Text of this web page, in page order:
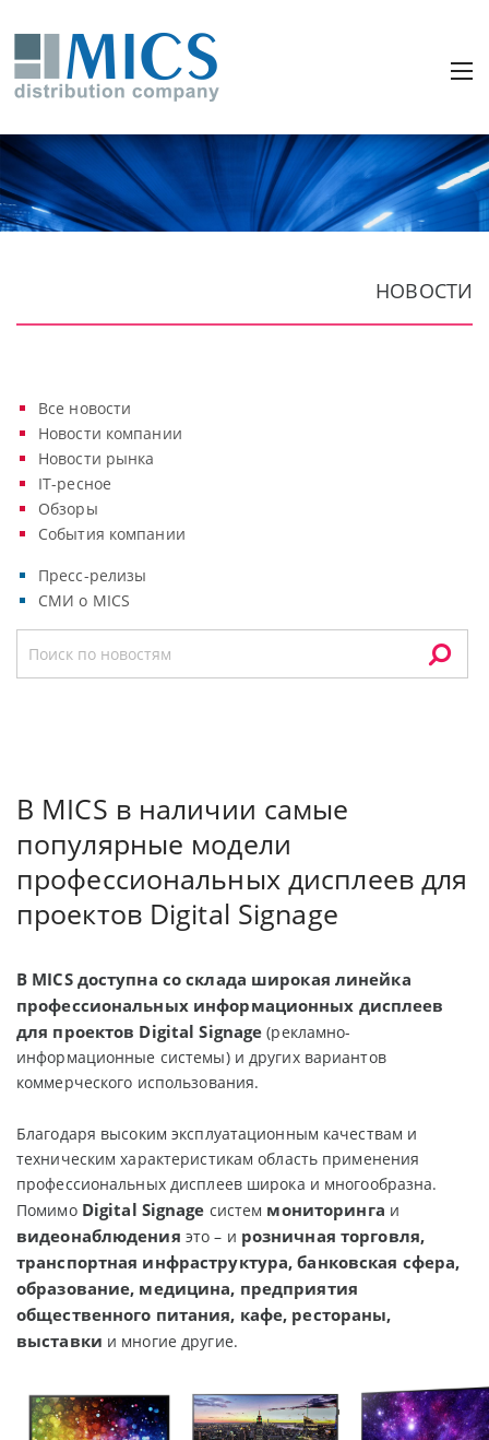
НОВОСТИ
Все новости
Новости компании
Новости рынка
IT-ресное
Обзоры
События компании
Пресс-релизы
СМИ о MICS
В MICS в наличии самые
популярные модели
профессиональных дисплеев для
проектов Digital Signage
В MICS доступна со склада широкая линейка
профессиональных информационных дисплеев
для проектов Digital Signage (рекламно-
информационные системы) и других вариантов
коммерческого использования.
Благодаря высоким эксплуатационным качествам и
техническим характеристикам область применения
профессиональных дисплеев широка и многообразна.
Помимо Digital Signage систем мониторинга и
видеонаблюдения это – и розничная торговля,
транспортная инфраструктура, банковская сфера,
образование, медицина, предприятия
общественного питания, кафе, рестораны,
выставки и многие другие.